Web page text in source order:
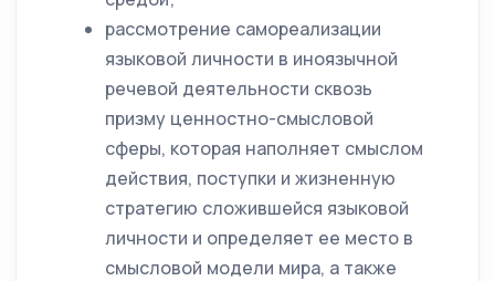
рассмотрение самореализации
языковой личности в иноязычной
речевой деятельности сквозь
призму ценностно-смысловой
сферы, которая наполняет смыслом
действия, поступки и жизненную
стратегию сложившейся языковой
личности и определяет ее место в
смысловой модели мира, а также